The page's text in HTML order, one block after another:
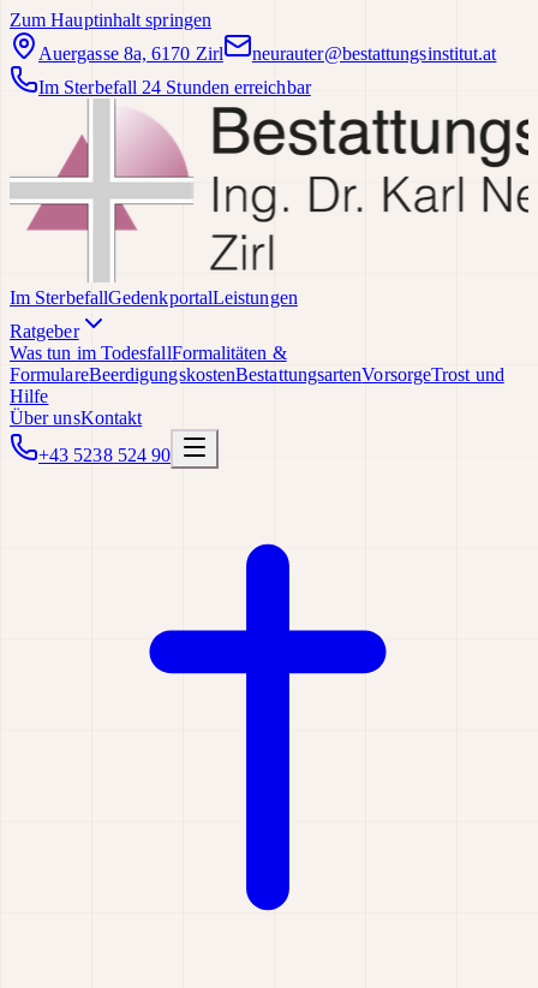
Zum Hauptinhalt springen
Auergasse 8a, 6170 Zirl
neurauter@bestattungsinstitut.at
Im Sterbefall 24 Stunden erreichbar
Im SterbefallGedenkportalLeistungen
Ratgeber
Was tun im TodesfallFormalitäten &
FormulareBeerdigungskostenBestattungsartenVorsorgeTrost und
Hilfe
Über unsKontakt
+43 5238 524 90